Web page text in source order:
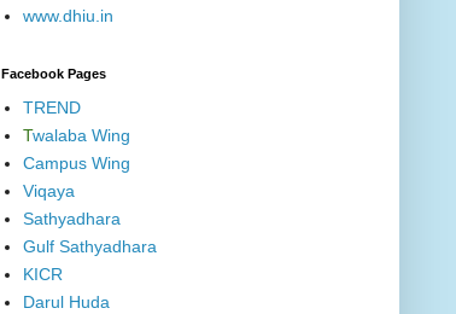
www.dhiu.in
Facebook Pages
TREND
Twalaba Wing
Campus Wing
Viqaya
Sathyadhara
Gulf Sathyadhara
KICR
Darul Huda